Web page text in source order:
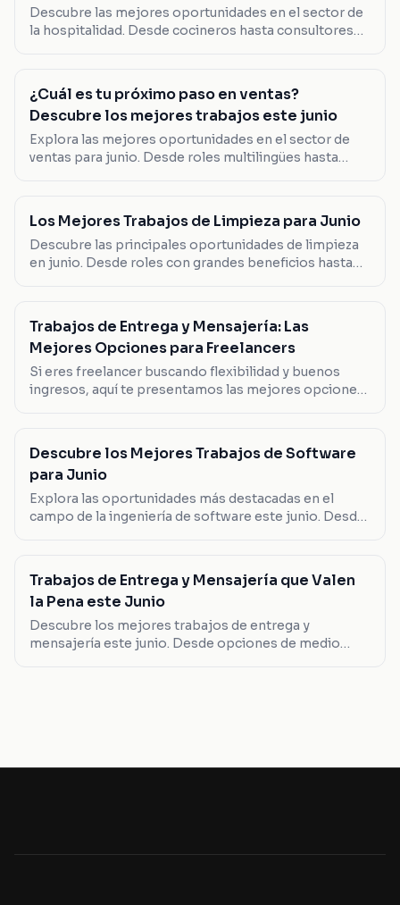
Descubre las mejores oportunidades en el sector de
la hospitalidad. Desde cocineros hasta consultores
¿Cuál es tu próximo paso en ventas?
Descubre los mejores trabajos este junio
Explora las mejores oportunidades en el sector de
ventas para junio. Desde roles multilingües hasta
Los Mejores Trabajos de Limpieza para Junio
Descubre las principales oportunidades de limpieza
en junio. Desde roles con grandes beneficios hasta
Trabajos de Entrega y Mensajería: Las
Mejores Opciones para Freelancers
Si eres freelancer buscando flexibilidad y buenos
ingresos, aquí te presentamos las mejores opciones
Descubre los Mejores Trabajos de Software
para Junio
Explora las oportunidades más destacadas en el
campo de la ingeniería de software este junio. Desde
Trabajos de Entrega y Mensajería que Valen
la Pena este Junio
Descubre los mejores trabajos de entrega y
mensajería este junio. Desde opciones de medio